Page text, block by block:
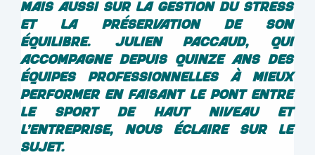
mais aussi sur la gestion du stress
et la préservation de son
équilibre. Julien Paccaud, qui
accompagne depuis quinze ans des
équipes professionnelles à mieux
performer en faisant le pont entre
le sport de haut niveau et
l’entreprise, nous éclaire sur le
sujet.